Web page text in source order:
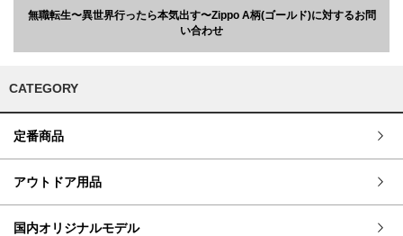
無職転生〜異世界行ったら本気出す〜Zippo A柄(ゴールド)に対するお問
い合わせ
CATEGORY
定番商品
アウトドア用品
国内オリジナルモデル